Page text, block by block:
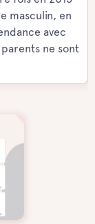
masculin, en
avec
ne sont